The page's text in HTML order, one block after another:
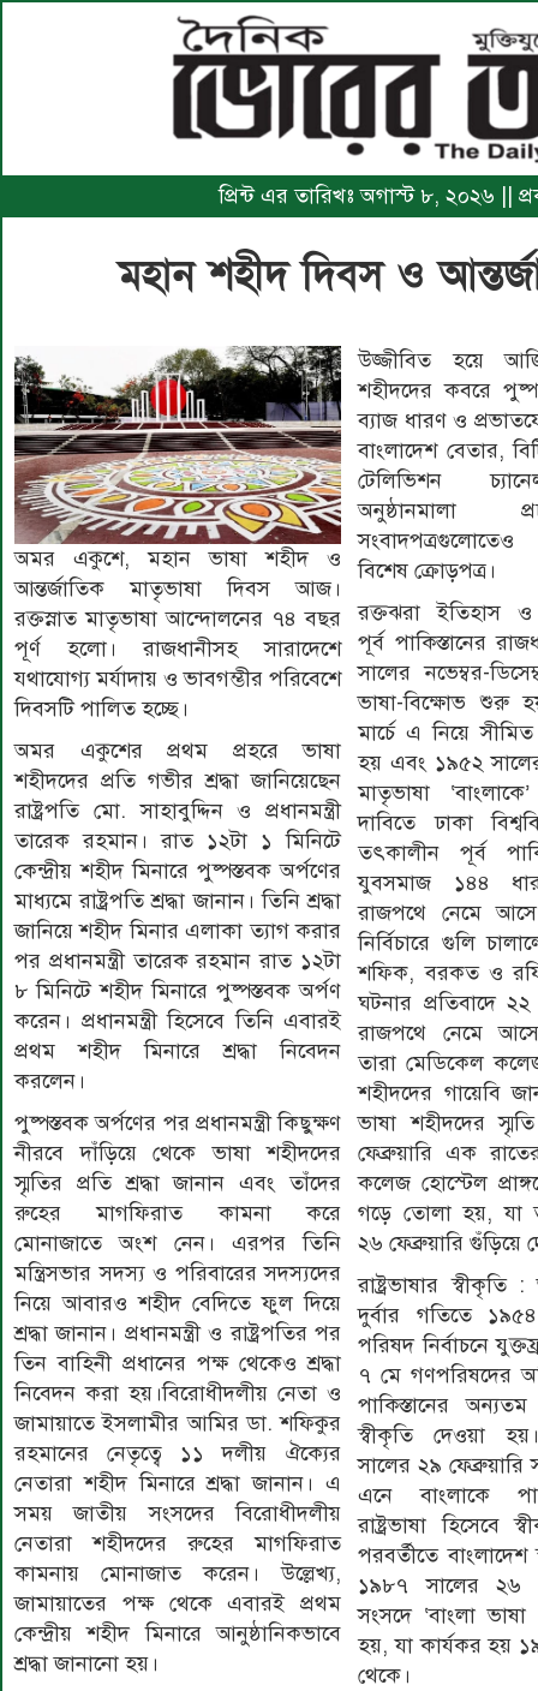
প্রিন্ট এর তারিখঃ অগাস্ট ৮, ২০২৬ ||
মহান শহীদ দিবস ও
অমর একুশে, মহান ভাষা শহীদ ও
আন্তর্জাতিক মাতৃভাষা দিবস আজ।
রক্তস্নাত মাতৃভাষা আন্দোলনের ৭৪ বছর
পূর্ণ হলো। রাজধানীসহ সারাদেশে
যথাযোগ্য মর্যাদায় ও ভাবগম্ভীর পরিবেশে
দিবসটি পালিত হচ্ছে।
অমর একুশের প্রথম প্রহরে ভাষা
শহীদদের প্রতি গভীর শ্রদ্ধা জানিয়েছেন
রাষ্ট্রপতি মো. সাহাবুদ্দিন ও প্রধানমন্ত্রী
তারেক রহমান। রাত ১২টা ১ মিনিটে
কেন্দ্রীয় শহীদ মিনারে পুষ্পস্তবক অর্পণের
মাধ্যমে রাষ্ট্রপতি শ্রদ্ধা জানান। তিনি শ্রদ্ধা
জানিয়ে শহীদ মিনার এলাকা ত্যাগ করার
পর প্রধানমন্ত্রী তারেক রহমান রাত ১২টা
৮ মিনিটে শহীদ মিনারে পুষ্পস্তবক অর্পণ
করেন। প্রধানমন্ত্রী হিসেবে তিনি এবারই
প্রথম শহীদ মিনারে শ্রদ্ধা নিবেদন
করলেন।
পুষ্পস্তবক অর্পণের পর প্রধানমন্ত্রী কিছুক্ষণ
নীরবে দাঁড়িয়ে থেকে ভাষা শহীদদের
স্মৃতির প্রতি শ্রদ্ধা জানান এবং তাঁদের
রুহের মাগফিরাত কামনা করে
মোনাজাতে অংশ নেন। এরপর তিনি
মন্ত্রিসভার সদস্য ও পরিবারের সদস্যদের
নিয়ে আবারও শহীদ বেদিতে ফুল দিয়ে
শ্রদ্ধা জানান। প্রধানমন্ত্রী ও রাষ্ট্রপতির পর
তিন বাহিনী প্রধানের পক্ষ থেকেও শ্রদ্ধা
নিবেদন করা হয়।বিরোধীদলীয় নেতা ও
জামায়াতে ইসলামীর আমির ডা. শফিকুর
রহমানের নেতৃত্বে ১১ দলীয় ঐক্যের
নেতারা শহীদ মিনারে শ্রদ্ধা জানান। এ
সময় জাতীয় সংসদের বিরোধীদলীয়
নেতারা শহীদদের রুহের মাগফিরাত
কামনায় মোনাজাত করেন। উল্লেখ্য,
জামায়াতের পক্ষ থেকে এবারই প্রথম
কেন্দ্রীয় শহীদ মিনারে আনুষ্ঠানিকভাবে
শ্রদ্ধা জানানো হয়।
উজ্জীবিত হয়ে
শহীদদের কবরে
ব্যাজ ধারণ ও
বাংলাদেশ বেতার,
টেলিভিশন
অনুষ্ঠানমালা
সংবাদপত্রগুলোতেও
বিশেষ ক্রোড়পত্র।
রক্তঝরা ইতিহাস ও
পূর্ব পাকিস্তানের
সালের নভেম্বর-
ভাষা-বিক্ষোভ শুরু
মার্চে এ নিয়ে
হয় এবং ১৯৫২
মাতৃভাষা
দাবিতে ঢাকা
তৎকালীন পূর্ব
যুবসমাজ ১৪৪
রাজপথে নেমে
নির্বিচারে গুলি
শফিক, বরকত ও
ঘটনার প্রতিবাদে
রাজপথে নেমে
তারা মেডিকেল
শহীদদের গায়েবি
ভাষা শহীদদের
ফেব্রুয়ারি এক
কলেজ হোস্টেল
গড়ে তোলা হয়, যা
২৬ ফেব্রুয়ারি গুঁড়িয়ে
রাষ্ট্রভাষার
দুর্বার গতিতে
পরিষদ নির্বাচনে
৭ মে গণপরিষদের
পাকিস্তানের অন্যতম
স্বীকৃতি দেওয়া
সালের ২৯ ফেব্রুয়ারি
এনে বাংলাকে
রাষ্ট্রভাষা হিসেবে
পরবর্তীতে
১৯৮৭ সালের ২৬
সংসদে ‘বাংলা
হয়, যা কার্যকর হয়
থেকে।